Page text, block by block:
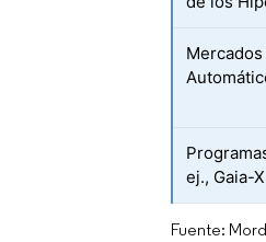
ej., Gaia-
Fuente: